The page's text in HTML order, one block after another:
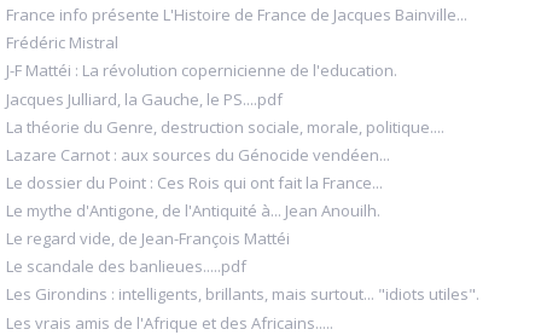
France info présente L'Histoire de France de Jacques Bainville...
Frédéric Mistral
J-F Mattéi : La révolution copernicienne de l'education.
Jacques Julliard, la Gauche, le PS....pdf
La théorie du Genre, destruction sociale, morale, politique....
Lazare Carnot : aux sources du Génocide vendéen...
Le dossier du Point : Ces Rois qui ont fait la France...
Le mythe d'Antigone, de l'Antiquité à... Jean Anouilh.
Le regard vide, de Jean-François Mattéi
Le scandale des banlieues.....pdf
Les Girondins : intelligents, brillants, mais surtout... "idiots utiles".
Les vrais amis de l'Afrique et des Africains.....